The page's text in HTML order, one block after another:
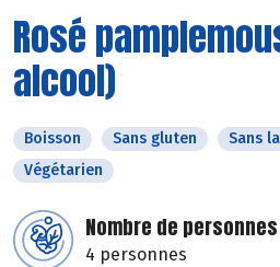
Rosé
alcool)
Boisson Sans gluten Sans
Végétarien
Nombre de personnes
4 personnes